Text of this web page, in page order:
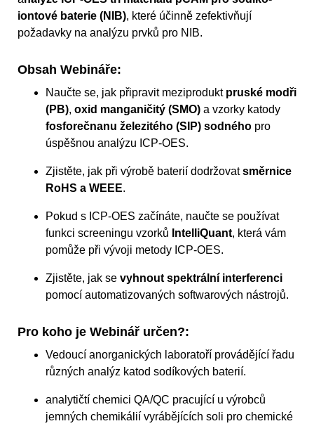
iontové baterie (NIB), které účinně zefektivňují
požadavky na analýzu prvků pro NIB.
Obsah Webináře:
Naučte se, jak připravit meziprodukt pruské modři
(PB), oxid manganičitý (SMO) a vzorky katody
fosforečnanu železitého (SIP) sodného pro
úspěšnou analýzu ICP-OES.
Zjistěte, jak při výrobě baterií dodržovatsměrnice
RoHS a WEEE.
Pokud s ICP-OES začínáte, naučte se používat
funkci screeningu vzorků IntelliQuant, která vám
pomůže při vývoji metody ICP-OES.
Zjistěte, jak se vyhnout spektrální interferenci
pomocí automatizovaných softwarových nástrojů.
Pro koho je Webinář určen?:
Vedoucí anorganických laboratoří provádějící řadu
různých analýz katod sodíkových baterií.
analytičtí chemici QA/QC pracující u výrobců
jemných chemikálií vyrábějících soli pro chemické